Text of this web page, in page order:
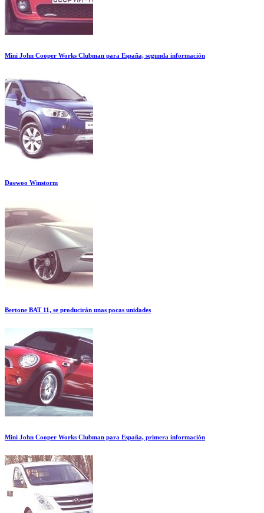
Mini John Cooper Works Clubman para España, segunda información
Daewoo Winstorm
Bertone BAT 11, se producirán unas pocas unidades
Mini John Cooper Works Clubman para España, primera información